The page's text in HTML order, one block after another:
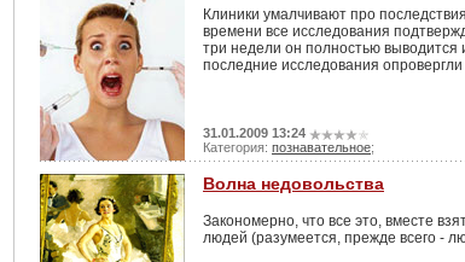
Клиники умалчивают про
времени все исследования
три недели он полностью выводится
последние исследования
31.01.2009 13:24
Категория: познавательное;
Волна недовольства
Закономерно, что все это, вместе
людей (разумеется, прежде всего -